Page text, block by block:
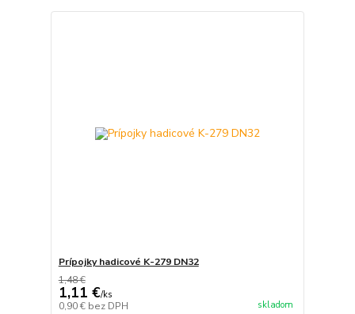
Prípojky hadicové K-279 DN32
1,48 €
1,11 €/ks
0,90 € bez DPH skladom